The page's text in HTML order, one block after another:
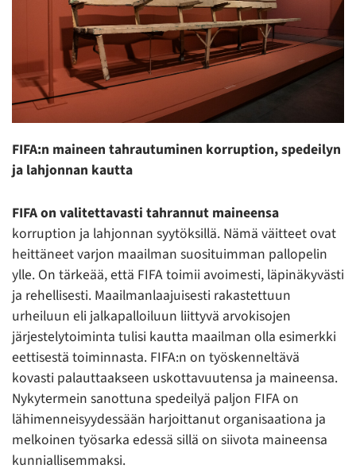
FIFA:n maineen tahrautuminen korruption, spedeilyn
ja lahjonnan kautta
FIFA on valitettavasti tahrannut maineensa
korruption ja lahjonnan syytöksillä. Nämä väitteet ovat
heittäneet varjon maailman suosituimman pallopelin
ylle. On tärkeää, että FIFA toimii avoimesti, läpinäkyvästi
ja rehellisesti. Maailmanlaajuisesti rakastettuun
urheiluun eli jalkapalloiluun liittyvä arvokisojen
järjestelytoiminta tulisi kautta maailman olla esimerkki
eettisestä toiminnasta. FIFA:n on työskenneltävä
kovasti palauttaakseen uskottavuutensa ja maineensa.
Nykytermein sanottuna spedeilyä paljon FIFA on
lähimenneisyydessään harjoittanut organisaationa ja
melkoinen työsarka edessä sillä on siivota maineensa
kunniallisemmaksi.